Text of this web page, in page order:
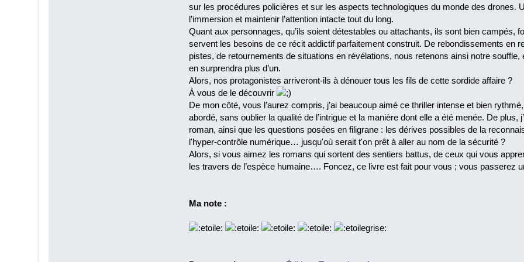
sur les procédures policières et sur les aspects technologiques du monde des drones.
l’immersion et maintenir l’attention intacte tout du long.
Quant aux personnages, qu’ils soient détestables ou attachants, ils sont bien campés,
servent les besoins de ce récit addictif parfaitement construit. De rebondissements en
pistes, de retournements de situations en révélations, nous retenons ainsi notre souffle,
en surprendra plus d’un.
Alors, nos protagonistes arriveront-ils à dénouer tous les fils de cette sordide affaire ?
À vous de le découvrir
De mon côté, vous l’aurez compris, j’ai beaucoup aimé ce thriller intense et bien
abordé, sans oublier la qualité de l’intrigue et la manière dont elle a été menée. De
roman, ainsi que les questions posées en filigrane : les dérives possibles de la
l'hyper‑contrôle numérique… jusqu'où serait t'on prêt à aller au nom de la sécurité ?
Alors, si vous aimez les romans qui sortent des sentiers battus, de ceux qui vous
les travers de l’espèce humaine…. Foncez, ce livre est fait pour vous ; vous passerez
Ma note :